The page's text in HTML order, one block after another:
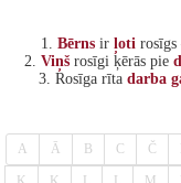
1. Bērns ir ļoti rosīgs
2. Viņš rosīgi ķērās pie
3. Rosīga rīta darba
A Ā B C Č